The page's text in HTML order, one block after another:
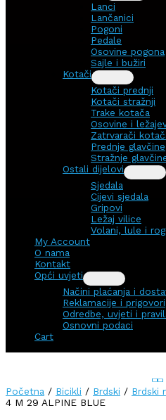
Lanci
Lančanici
Pogoni
Pedale
Osovine pogona
Sajle i bužiri
Kotači
Kotači prednji
Kotači stražnji
Trake kotača
Osovine i
Zatrvarači
Prednje glavčine
Stražnje
Ostali dijelovi
Sjedala
Cijevi sjedala
Gripovi
Ležaj vilice
Volani, lule i
My Account
O nama
Kontakt
Opći uvjeti
Načini plaćanja i
Reklamacije i prigovori
Odredbe, uvjeti i
Osnovni podaci
Cart
Početna / Bicikli / Brdski / Brdski
4 M 29 ALPINE BLUE